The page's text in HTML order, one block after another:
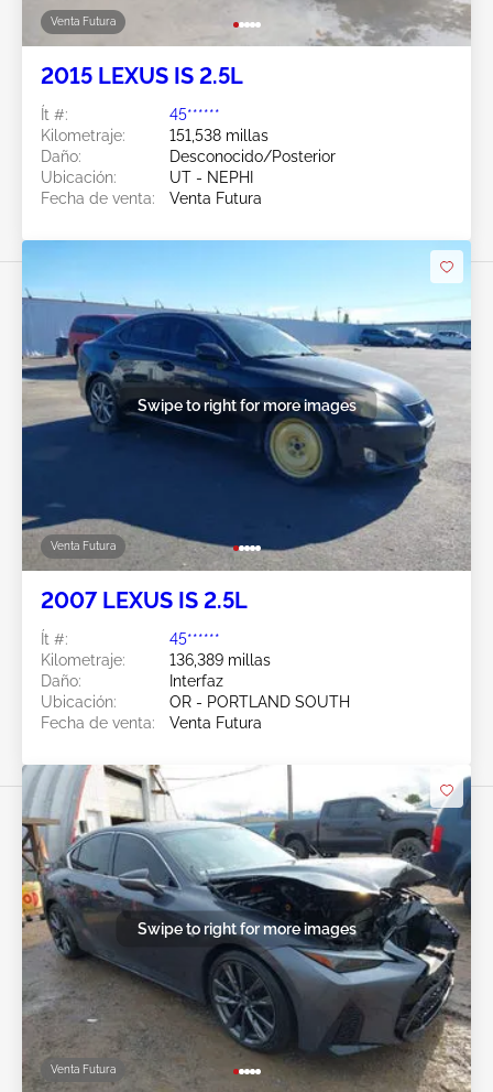
Venta Futura
2015 LEXUS IS 2.5L
Ít #:
45******
Kilometraje:
151,538 millas
Daño:
Desconocido/Posterior
Ubicación:
UT - NEPHI
Fecha de venta:
Venta Futura
Venta Futura
Swipe to right for more images
2007 LEXUS IS 2.5L
Ít #:
45******
Kilometraje:
136,389 millas
Daño:
Interfaz
Ubicación:
OR - PORTLAND SOUTH
Fecha de venta:
Venta Futura
Venta Futura
Swipe to right for more images